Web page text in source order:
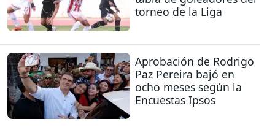
torneo de la Liga
Aprobación de Rodrigo
Paz Pereira bajó en
ocho meses según la
Encuestas Ipsos